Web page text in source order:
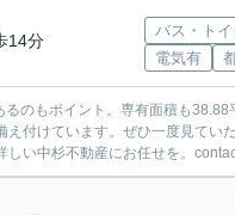
14分
バス・トイ
電気有
のもポイント。専有面積も
付けています。ぜひ一度見てい
い中杉不動産にお任せを。